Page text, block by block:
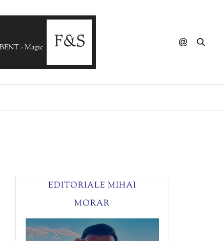
BENT - Magic Love
EDITORIALE MIHAI
MORAR